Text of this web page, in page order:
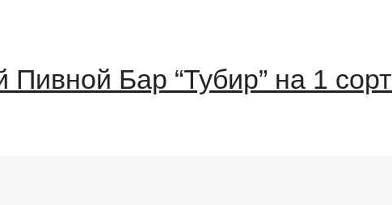
Бар “Тубир” на 1 сорт